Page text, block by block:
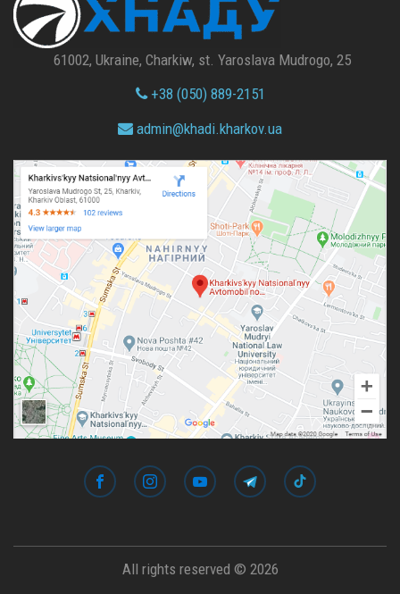
61002, Ukraine, Charkiw, st. Yaroslava Mudrogo, 25
+38 (050) 889-2151
admin@khadi.kharkov.ua
All rights reserved © 2026